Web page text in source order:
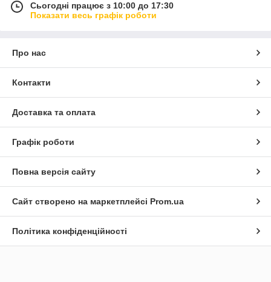
Сьогодні працює з 10:00 до 17:30
Показати весь графік роботи
Про нас
Контакти
Доставка та оплата
Графік роботи
Повна версія сайту
Сайт створено на маркетплейсі Prom.ua
Політика конфіденційності